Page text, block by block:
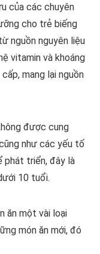
của các chuyên
cho trẻ biếng
nguồn nguyên liệu
vitamin và khoáng
mang lại nguồn
được cung
như các yếu tố
phát triển, đây là
10 tuổi.
ăn một vài loại
món ăn mới, đó